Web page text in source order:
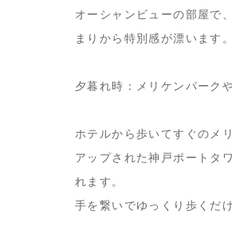
オーシャンビューの部屋で
まりから特別感が漂います。
夕暮れ時：メリケンパーク
ホテルから歩いてすぐのメ
アップされた神戸ポートタ
れます。
手を繋いでゆっくり歩くだ